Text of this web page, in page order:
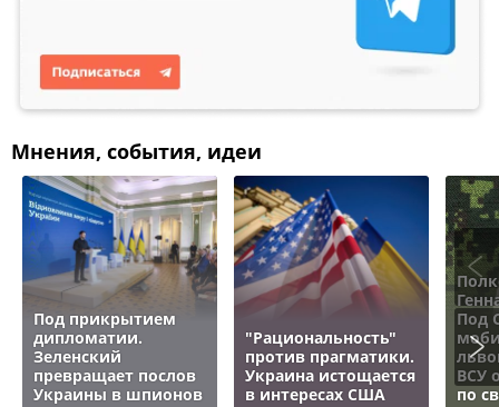
Мнения, события, идеи
Под прикрытием
дипломатии.
Зеленский
превращает послов
Украины в шпионов
"Рациональность"
против прагматики.
Украина истощается
в интересах США
Под
ВСУ
по